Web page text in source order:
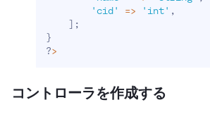
'cid'
=> 'int' ,
] ;
}
?>
コントローラを作成する